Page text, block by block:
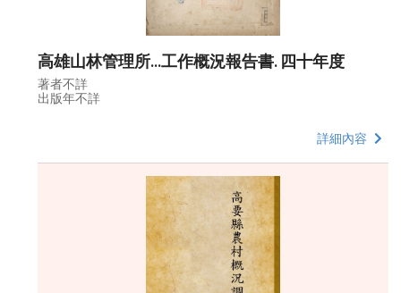
高雄山林管理所...工作概況報告書. 四十年度
著者不詳
出版年不詳
詳細內容